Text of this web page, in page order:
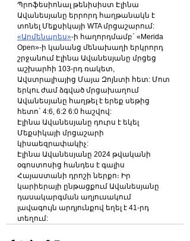
Պրոֆեսիոնալ թենիսիստ Էլինա
Ավանեսյանը երրորդ հաղթանակն է
տոնել Մեքսիկայի WTA մրցաշարում:
«Արմենպրես»-ի հաղորդմամբ` «Merida
Open»-ի կանանց մենախաղի երկրորդ
շրջանում Էլինա Ավանեսյանը մրցեց
աշխարհի 103-րդ ռակետ,
Ավստրալիայից Մայա Զոյնտի հետ: Մոտ
երկու ժամ ձգված մրցախաղում
Ավանեսյանը հաղթել է երեք սեթից
հետո` 4:6, 6:2 6:0 հաշվով:
Էլինա Ավանեսյանը դուրս է եկել
Մեքսիկայի մրցաշարի
կիսաեզրափակիչ:
Էլինա Ավանեսյանը 2024 թվականի
օգոստոսից հանդես է գալիս
Հայաստանի դրոշի ներքո։ Իր
կարիերայի ընթացքում Ավանեսյանը
դասակարգման աղյուսակում
լավագույն արդյունքով եղել է 41-րդ
տեղում: